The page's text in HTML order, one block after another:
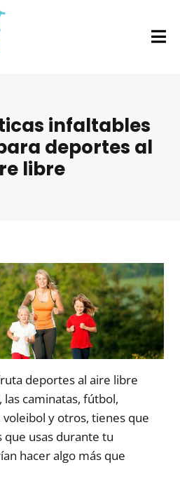
infaltables
deportes al
libre
deportes al aire libre
caminatas, fútbol,
y otros, tienes que
que usas durante tu
hacer algo más que